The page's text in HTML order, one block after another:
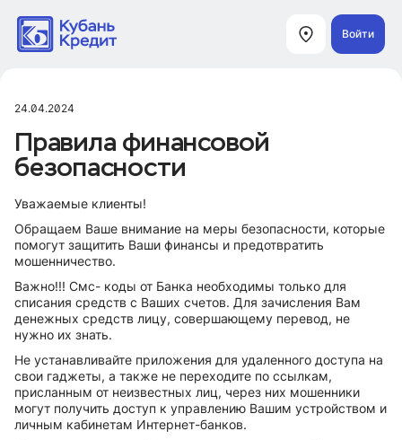
Войти
24.04.2024
Правила финансовой
безопасности
Уважаемые клиенты!
Обращаем Ваше внимание на меры безопасности, которые
помогут защитить Ваши финансы и предотвратить
мошенничество.
Важно!!! Смс- коды от Банка необходимы только для
списания средств с Ваших счетов. Для зачисления Вам
денежных средств лицу, совершающему перевод, не
нужно их знать.
Не устанавливайте приложения для удаленного доступа на
свои гаджеты, а также не переходите по ссылкам,
присланным от неизвестных лиц, через них мошенники
могут получить доступ к управлению Вашим устройством и
личным кабинетам Интернет-банков.